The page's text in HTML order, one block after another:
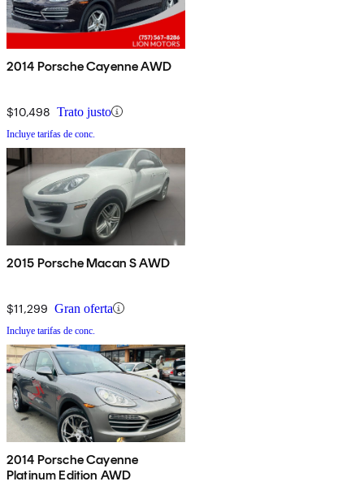
2014 Porsche Cayenne AWD
$10,498 Trato justo
Incluye tarifas de conc.
2015 Porsche Macan S AWD
$11,299 Gran oferta
Incluye tarifas de conc.
2014 Porsche Cayenne
Platinum Edition AWD